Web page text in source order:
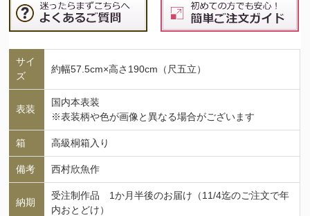
サイ
ズ
約幅57.5cm×高さ190cm（尺五立）
表装
国内本表装
※表装柄や色が画像と異なる場合がございます
箱 高級桐箱入り
備考 西村欣魚作
納期
受注制作品 1か月半後のお届け（11/4迄のご注文で年
内おとどけ）